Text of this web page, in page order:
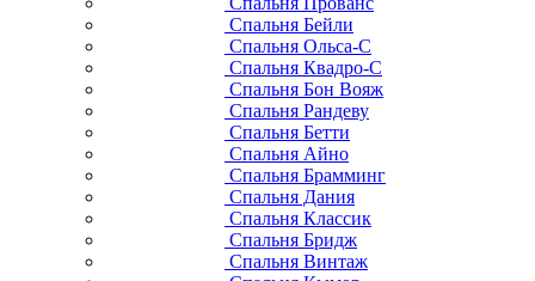
Спальня Бейли
Спальня Ольса-С
Спальня Квадро-С
Спальня Бон Вояж
Спальня Рандеву
Спальня Бетти
Спальня Айно
Спальня Брамминг
Спальня Дания
Спальня Классик
Спальня Бридж
Спальня Винтаж